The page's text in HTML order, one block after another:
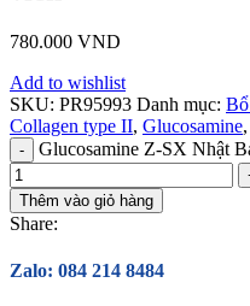
780.000 VND
Add to wishlist
SKU: PR95993 Danh mục:
Collagen type II, Glucosamine,
Glucosamine Z-SX Nhật
Thêm vào giỏ hàng
Share:
Zalo: 084 214 8484